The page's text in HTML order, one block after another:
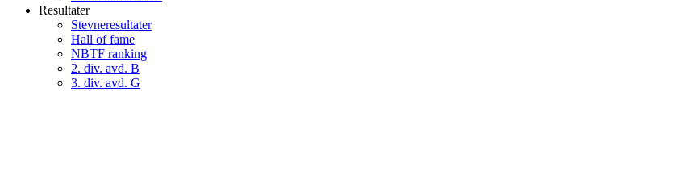
Resultater
Stevneresultater
Hall of fame
NBTF ranking
2. div. avd. B
3. div. avd. G